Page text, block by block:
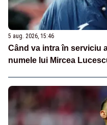
5 aug. 2026, 15:46
Când va intra în serviciu
numele lui Mircea